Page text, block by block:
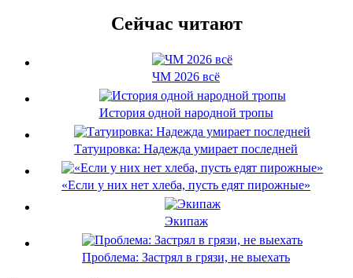
Сейчас читают
ЧМ 2026 всё
История одной народной тропы
Татуировка: Надежда умирает последней
«Если у них нет хлеба, пусть едят пирожные»
Экипаж
Проблема: Застрял в грязи, не выехать